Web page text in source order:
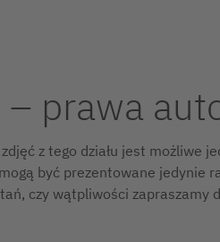
prawa
z tego działu jest możliwe
być prezentowane jedynie
czy wątpliwości zapraszamy